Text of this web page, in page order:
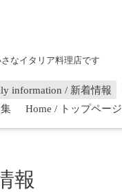
なイタリア料理店です
information / 新着情報
Home / トップページ
報